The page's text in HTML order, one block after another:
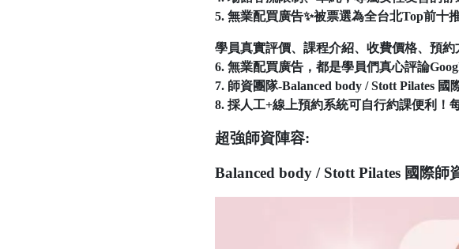
5. 無業配買廣告✨被票選為全台北Top前十
學員真實評價、課程介紹、收費價格、預
6. 無業配買廣告，都是學員們真心評論
7. 師資團隊-Balanced body / Stott Pilates
8. 採人工+線上預約系統可自行約課便利！
超強師資陣容:
Balanced body / Stott Pilates 國際